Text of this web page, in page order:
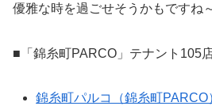
優雅な時を過ごせそうかもですね
■「錦糸町PARCO」テナント105
錦糸町パルコ（錦糸町